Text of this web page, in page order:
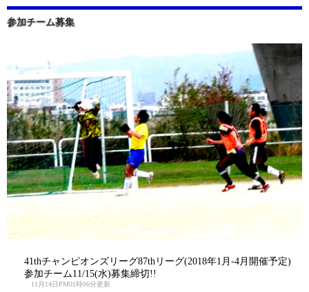
参加チーム募集
41thチャンピオンズリーグ87thリーグ(2018年1月-4月開催予定)
参加チーム11/15(水)募集締切!!
11月14日PM01時06分更新